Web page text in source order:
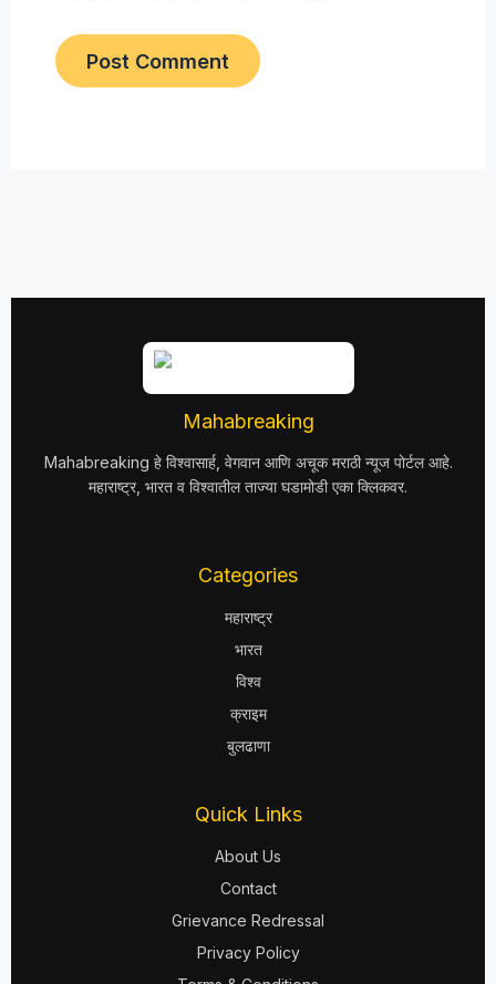
Mahabreaking
Mahabreaking हे विश्वासार्ह, वेगवान आणि अचूक मराठी न्यूज पोर्टल आहे.
महाराष्ट्र, भारत व विश्वातील ताज्या घडामोडी एका क्लिकवर.
Categories
महाराष्ट्र
भारत
विश्व
क्राइम
बुलढाणा
Quick Links
About Us
Contact
Grievance Redressal
Privacy Policy